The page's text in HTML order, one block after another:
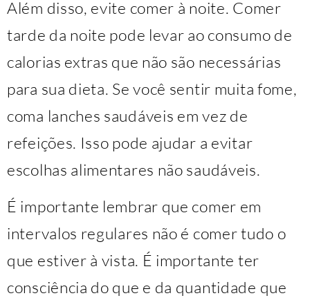
Além disso, evite comer à noite. Comer
tarde da noite pode levar ao consumo de
calorias extras que não são necessárias
para sua dieta. Se você sentir muita fome,
coma lanches saudáveis ​​em vez de
refeições. Isso pode ajudar a evitar
escolhas alimentares não saudáveis.
É importante lembrar que comer em
intervalos regulares não é comer tudo o
que estiver à vista. É importante ter
consciência do que e da quantidade que